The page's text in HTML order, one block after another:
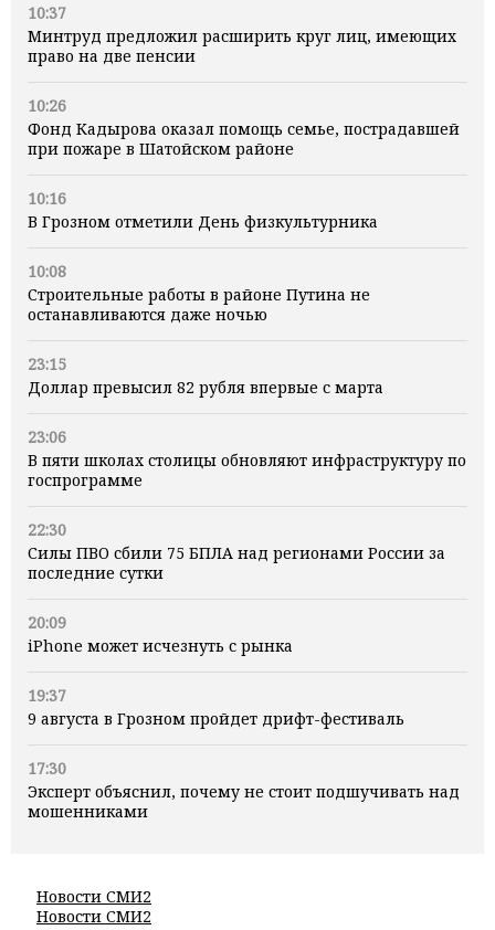
10:37
Минтруд предложил расширить круг лиц, имеющих
право на две пенсии
10:26
Фонд Кадырова оказал помощь семье, пострадавшей
при пожаре в Шатойском районе
10:16
В Грозном отметили День физкультурника
10:08
Строительные работы в районе Путина не
останавливаются даже ночью
23:15
Доллар превысил 82 рубля впервые с марта
23:06
В пяти школах столицы обновляют инфраструктуру по
госпрограмме
22:30
Силы ПВО сбили 75 БПЛА над регионами России за
последние сутки
20:09
iPhone может исчезнуть с рынка
19:37
9 августа в Грозном пройдет дрифт-фестиваль
17:30
Эксперт объяснил, почему не стоит подшучивать над
мошенниками
Новости СМИ2
Новости СМИ2